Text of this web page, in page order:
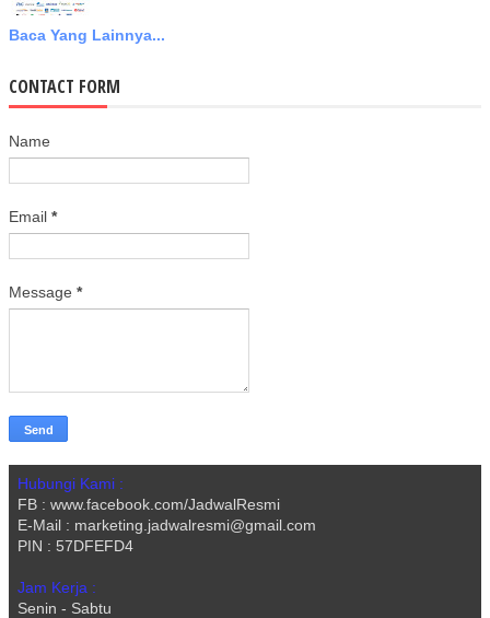
Baca Yang Lainnya...
CONTACT FORM
Name
Email *
Message *
Hubungi Kami :
FB : www.facebook.com/JadwalResmi
E-Mail : marketing.jadwalresmi@gmail.com
PIN : 57DFEFD4
Jam Kerja :
Senin - Sabtu